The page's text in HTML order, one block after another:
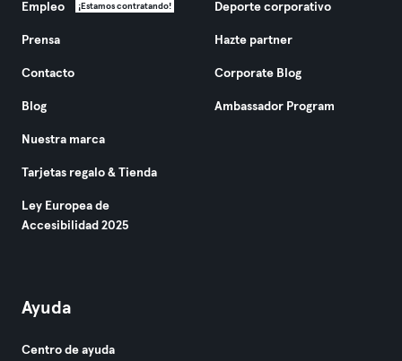
Empleo ¡Estamos contratando!
Prensa
Contacto
Blog
Nuestra marca
Tarjetas regalo & Tienda
Ley Europea de
Accesibilidad 2025
Deporte corporativo
Hazte partner
Corporate Blog
Ambassador Program
Ayuda
Centro de ayuda